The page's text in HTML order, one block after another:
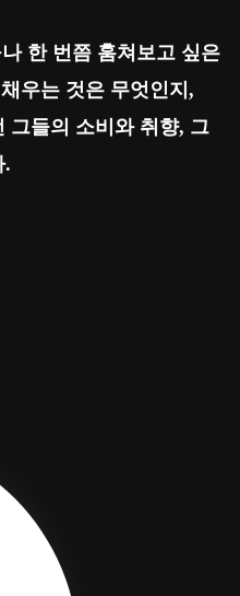
한 번쯤 훔쳐보고 싶은
우는 것은 무엇인지,
그들의 소비와 취향, 그
.